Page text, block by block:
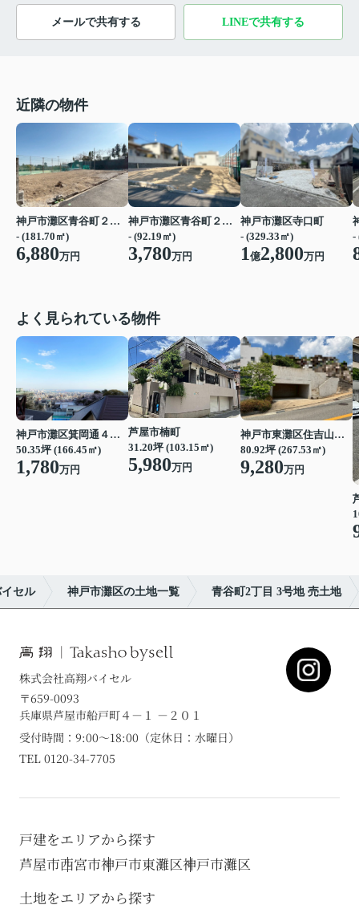
メールで共有する LINEで共有する
近隣の物件
神戸市灘区青谷町２丁目
- (181.70㎡)
6,880万円
神戸市灘区青谷町２丁目
- (92.19㎡)
3,780万円
神戸市灘区寺口町
- (329.33㎡)
1億2,800万円
-
よく見られている物件
神戸市灘区箕岡通４丁目
50.35坪 (166.45㎡)
1,780万円
芦屋市楠町
31.20坪 (103.15㎡)
5,980万円
神戸市東灘区住吉山手４丁目
80.92坪 (267.53㎡)
9,280万円
セル 神戸市灘区の土地一覧 青谷町2丁目 3号地 売土地
株式会社高翔バイセル
〒659-0093
兵庫県芦屋市船戸町４－１ －２０１
受付時間：9:00～18:00（定休日：水曜日）
TEL 0120-34-7705
戸建をエリアから探す
芦屋市西宮市神戸市東灘区神戸市灘区
土地をエリアから探す